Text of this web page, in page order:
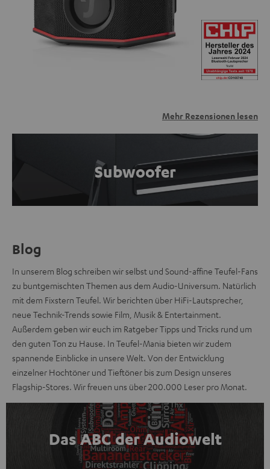
Mehr Rezensionen lesen
Subwoofer
Blog
In unserem Blog schreiben wir selbst und Sound-affine Teufel-Fans
zu buntgemischten Themen aus dem Audio-Universum. Natürlich
mit dem Fixstern Teufel. Wir berichten über HiFi-Lautsprecher,
neue Technik-Trends sowie Film, Musik & Entertainment.
Außerdem geben wir euch im Ratgeber Tipps und Tricks rund um
den guten Ton zu Hause. In Teufel-Mania bieten wir zudem
spannende Einblicke in unsere Welt. Von der Entwicklung
einzelner Hochtöner und Tieftöner bis zum Design unseres
Flagship-Stores. Wir freuen uns über 200.000 Leser pro Monat.
Das ABC der Audiowelt